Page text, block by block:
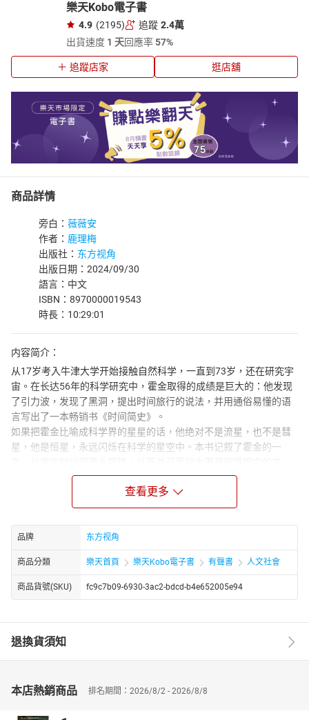
樂天Kobo電子書
4.9 (2195) 追蹤 2.4萬
出貨速度 1 天回應率57%
追蹤店家 逛店舖
商品詳情
旁白： 薇薇安
作者： 鹿理梅
出版社： 东方视角
出版日期：2024/09/30
語言：中文
ISBN：8970000019543
時長：10:29:01
内容简介：
从17岁考入牛津大学开始接触自然科学，一直到73岁，还在研究宇
宙。在长达56年的科学研究中，霍金取得的成绩是巨大的：他发现
了引力波，发现了黑洞，提出时间旅行的说法，并用通俗易懂的语
言写出了一本畅销书《时间简史》。
如果把霍金比喻成科学界的星星的话，他绝对不是流星，也不是彗
星，他是恒星，永远闪烁在科学的星空中。本书记叙了霍金的一
夫，还有霍金的三次中国行……
童文学》发表诗歌开始，先后在《诗刊》《星星诗刊》《人民日
报》副刊等报刊发表作品，有诗歌入选由中国青年出版社出版的
《青年诗选》。曾改编出版了世界文学名著《堂吉诃德》，这本书
被当当网评为人气好书。还出版传记《张爱玲情感世界的伤痕》
（合作）《历尽沧桑的诺贝尔文学奖获得者聂鲁达》《张自忠》
查看更多
品牌 东方视角
商品分類 樂天首頁 樂天Kobo電子書 有聲書 人文社會
商品貨號(SKU) fc9c7b09-6930-3ac2-bdcd-b4e652005e94
退換貨須知
本店熱銷商品 排名期間：2026/8/2 - 2026/8/8